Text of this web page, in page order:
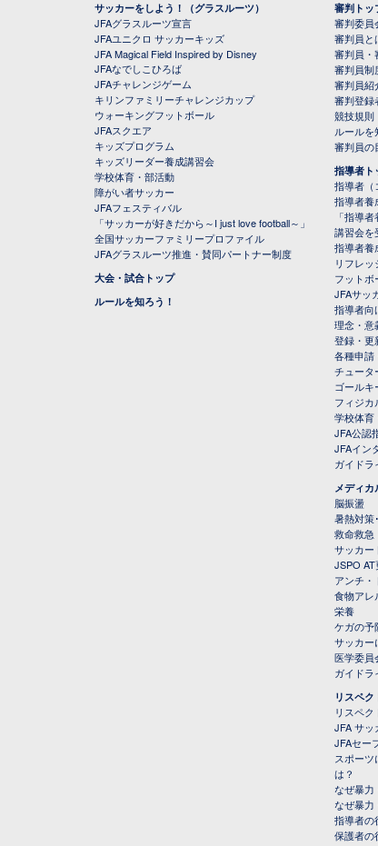
サッカーをしよう！（グラスルーツ）
JFAグラスルーツ宣言
JFAユニクロ サッカーキッズ
JFA Magical Field Inspired by Disney
JFAなでしこひろば
JFAチャレンジゲーム
キリンファミリーチャレンジカップ
ウォーキングフットボール
JFAスクエア
キッズプログラム
キッズリーダー養成講習会
学校体育・部活動
障がい者サッカー
JFAフェスティバル
「サッカーが好きだから～I just love football～」
全国サッカーファミリープロファイル
JFAグラスルーツ推進・賛同パートナー制度
大会・試合トップ
ルールを知ろう！
審判トッ
審判委員
審判員と
審判員・
審判員制
審判員紹
審判登録
競技規則
ルールを
審判員の
指導者ト
指導者（
指導者養
「指導
講習会を
指導者養
リフレ
フットボ
JFAサッ
指導者向
理念・意
登録・更
各種申請
チュータ
ゴールキ
フィジカ
学校体育
JFA公認
JFAイン
ガイドラ
メディカ
脳振盪
暑熱対策
救命救急
サッカー
JSPO
アンチ・
食物アレ
栄養
ケガの予
サッカー
医学委員
ガイドラ
リスペ
リスペク
JFA サッ
JFAセー
スポーツ
は？
なぜ暴力
なぜ暴力
指導者の
保護者の